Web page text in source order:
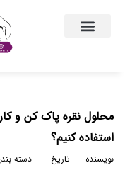
محلول نقره پاک کن و
استفاده کنیم؟
نویسنده
تاریخ
دسته